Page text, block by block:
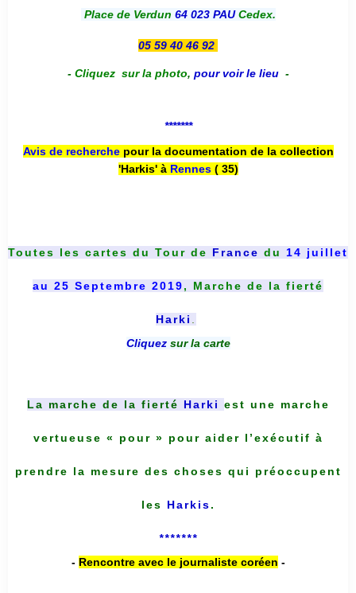
Place de Verdun 64 023 PAUCedex.
05 59 40 46 92
- Cliquez sur la photo, pour voir le lieu -
*******
Avis de recherche pour la documentation de la collection
'Harkis' à Rennes( 35)
Toutes les cartes du Tour de France du 14 juillet
au 25 Septembre 2019, Marche de la fierté
Harki
Cliquez sur la carte
La marche de la fierté Harki est une marche
vertueuse « pour » pour aider l’exécutif à
prendre la mesure des choses qui préoccupent
les Harkis.
*******
- Rencontre avec le journaliste coréen -